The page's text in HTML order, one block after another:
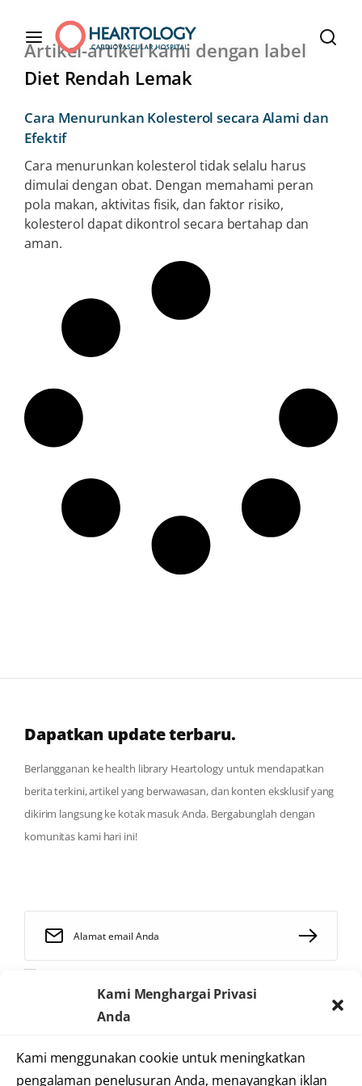
Kami Menghargai Privasi
Anda
Kami menggunakan cookie untuk meningkatkan
pengalaman penelusuran Anda, menayangkan iklan
Artikel-artikel kami dengan label
Diet Rendah Lemak
Cara Menurunkan Kolesterol secara Alami dan
Efektif
Cara menurunkan kolesterol tidak selalu harus
dimulai dengan obat. Dengan memahami peran
pola makan, aktivitas fisik, dan faktor risiko,
kolesterol dapat dikontrol secara bertahap dan
aman.
Dapatkan update terbaru.
Berlangganan ke health library Heartology untuk mendapatkan
berita terkini, artikel yang berwawasan, dan konten eksklusif yang
dikirim langsung ke kotak masuk Anda. Bergabunglah dengan
komunitas kami hari ini!
2025 © Heartology